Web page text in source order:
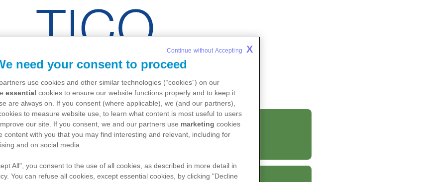
0,25 ml pakuotės lapelį rasite čia
need your consent to proceed
use cookies and other similar technologies (“cookies”) on our
essential cookies to ensure our website functions properly and to keep it
are always on. If you consent (where applicable), we (and our partners),
to measure website use, to learn what content is most useful to users
our site. If you consent, we and our partners use marketing cookies
content with you that you may find interesting and relevant, including for
and on social media.
All", you consent to the use of all cookies, as described in more detail in
You can refuse all cookies, except essential cookies, by clicking "Decline
Continue without Accepting X